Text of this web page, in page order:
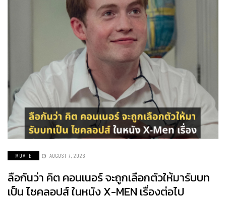
MOVIE AUGUST 7, 2026
ลือกันว่า คิต คอนเนอร์ จะถูกเลือกตัวให้มารับบท
เป็น ไซคลอปส์ ในหนัง X-MEN เรื่องต่อไป